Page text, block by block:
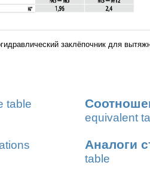
заклёпочник для
table
equivalent
Аналоги
table